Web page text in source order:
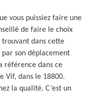
vous puissiez faire une
de faire le choix
trouvant dans cette
par son déplacement
référence dans ce
Vif, dans le 18800.
la qualité. C’est un